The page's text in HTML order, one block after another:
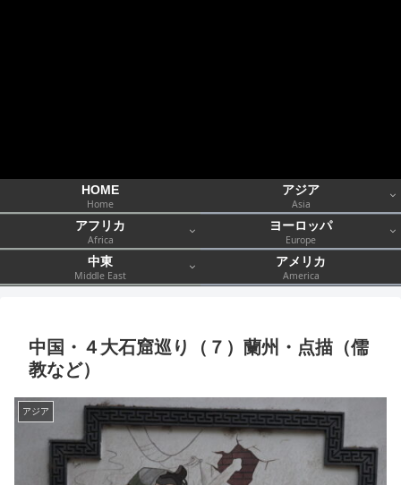
HOME
Home
アジア
Asia
アフリカ
Africa
ヨーロッパ
Europe
中東
Middle East
アメリカ
America
中国・４大石窟巡り（７）蘭州・点描（儒
教など）
アジア